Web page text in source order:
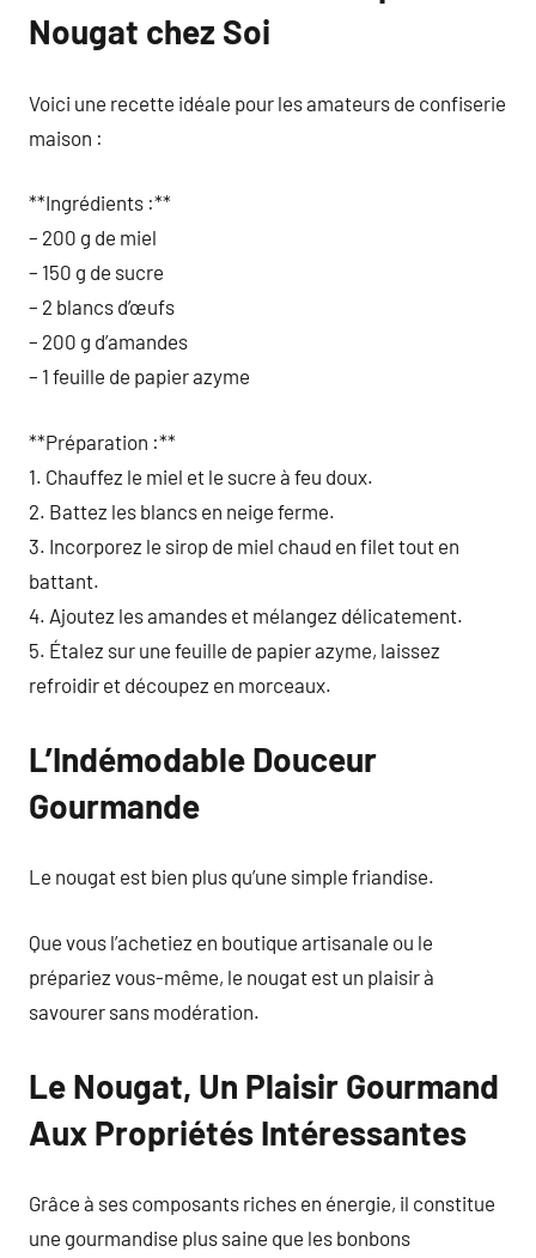
Nougat chez Soi
Voici une recette idéale pour les amateurs de confiserie
maison :
**Ingrédients :**
– 200 g de miel
– 150 g de sucre
– 2 blancs d’œufs
– 200 g d’amandes
– 1 feuille de papier azyme
**Préparation :**
1. Chauffez le miel et le sucre à feu doux.
2. Battez les blancs en neige ferme.
3. Incorporez le sirop de miel chaud en filet tout en
battant.
4. Ajoutez les amandes et mélangez délicatement.
5. Étalez sur une feuille de papier azyme, laissez
refroidir et découpez en morceaux.
L’Indémodable Douceur
Gourmande
Le nougat est bien plus qu’une simple friandise.
Que vous l’achetiez en boutique artisanale ou le
prépariez vous-même, le nougat est un plaisir à
savourer sans modération.
Le Nougat, Un Plaisir Gourmand
Aux Propriétés Intéressantes
Grâce à ses composants riches en énergie, il constitue
une gourmandise plus saine que les bonbons